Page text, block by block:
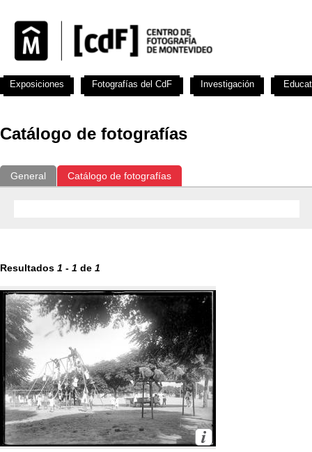
Catálogo de fotografías
General Catálogo de fotografías
Resultados 1 - 1 de 1
Exposiciones Fotografías del CdF Investigación